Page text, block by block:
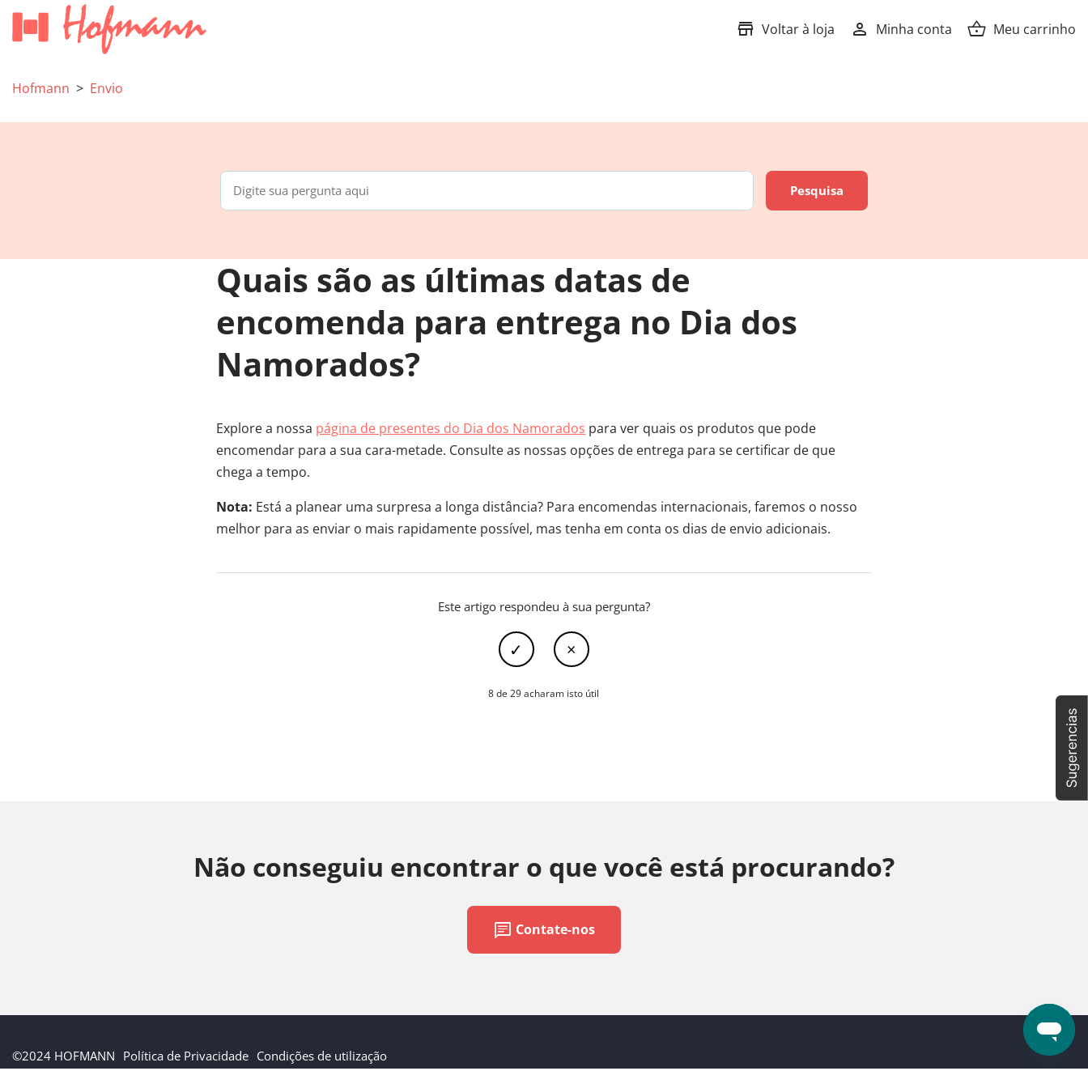
store Voltar à loja person Minha conta shopping_basket Meu carrinho
Hofmann Envio
Quais são as últimas datas de
encomenda para entrega no Dia dos
Namorados?
Explore a nossa página de presentes do Dia dos Namorados para ver quais os produtos que pode
encomendar para a sua cara-metade. Consulte as nossas opções de entrega para se certificar de que
chega a tempo.
Nota: Está a planear uma surpresa a longa distância? Para encomendas internacionais, faremos o nosso
melhor para as enviar o mais rapidamente possível, mas tenha em conta os dias de envio adicionais.
Este artigo respondeu à sua pergunta?
8 de 29 acharam isto útil
Não conseguiu encontrar o que você está procurando?
chat Contate-nos
©2024 HOFMANN Política de Privacidade Condições de utilização